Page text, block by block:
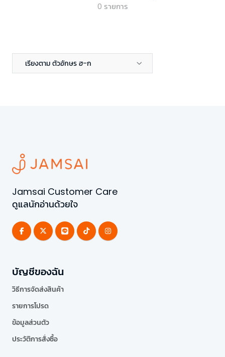
0 รายการ
เรียงตาม ตัวอักษร ฮ-ก
Jamsai Customer Care
ดูแลนักอ่านด้วยใจ
บัญชีของฉัน
วิธีการจัดส่งสินค้า
รายการโปรด
ข้อมูลส่วนตัว
ประวัติการสั่งซื้อ